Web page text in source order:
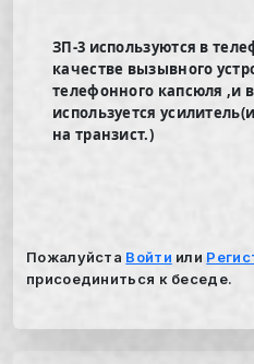
ЗП-3 используются в
качестве вызывного
телефонного капсюля ,и
используется
на транзист.)
Пожалуйста Войти или
присоединиться к беседе.